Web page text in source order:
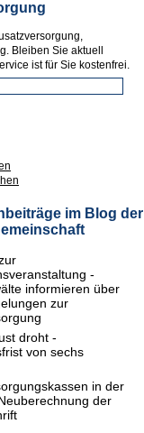
Bleiben Sie aktuell
ist für Sie kostenfrei.
im Blog der
-
informieren über
zur
droht -
von sechs
in der
der